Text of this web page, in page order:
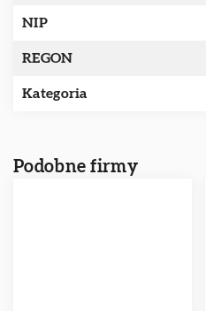
NIP
REGON
Kategoria
Podobne firmy